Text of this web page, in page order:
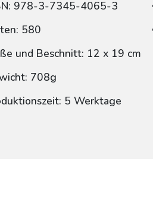
978-3-7345-4065-3
580
und Beschnitt: 12 x 19 cm
708g
5 Werktage